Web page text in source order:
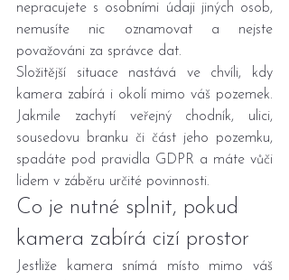
nepracujete s osobními údaji jiných osob,
nemusíte nic oznamovat a nejste
považováni za správce dat.
Složitější situace nastává ve chvíli, kdy
kamera zabírá i okolí mimo váš pozemek.
Jakmile zachytí veřejný chodník, ulici,
sousedovu branku či část jeho pozemku,
spadáte pod pravidla GDPR a máte vůči
lidem v záběru určité povinnosti.
Co je nutné splnit, pokud
kamera zabírá cizí prostor
Jestliže kamera snímá místo mimo váš